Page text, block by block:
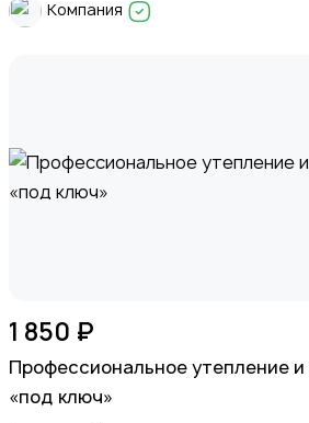
Компания
1 850 ₽
Профессиональное утепление
«под ключ»